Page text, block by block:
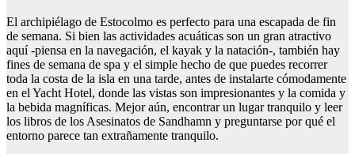
El archipiélago de Estocolmo es perfecto para una escapada de fin
de semana. Si bien las actividades acuáticas son un gran atractivo
aquí -piensa en la navegación, el kayak y la natación-, también hay
fines de semana de spa y el simple hecho de que puedes recorrer
toda la costa de la isla en una tarde, antes de instalarte cómodamente
en el Yacht Hotel, donde las vistas son impresionantes y la comida y
la bebida magníficas. Mejor aún, encontrar un lugar tranquilo y leer
los libros de los Asesinatos de Sandhamn y preguntarse por qué el
entorno parece tan extrañamente tranquilo.